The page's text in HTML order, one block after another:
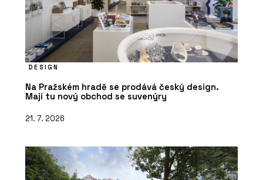
PRODUKTY
Modulární školy - KOMA
DESIGN
Na Pražském hradě se prodává český design.
Mají tu nový obchod se suvenýry
21. 7. 2026